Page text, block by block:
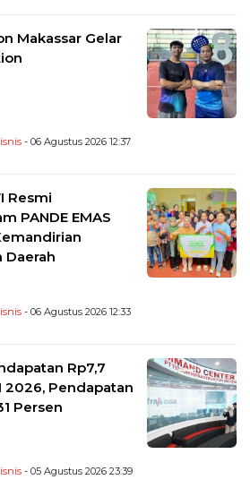
Makassar Gelar
- 06 Agustus 2026 12:37
Resmi
PANDE EMAS
Daerah
- 06 Agustus 2026 12:33
Rp7,7
Pendapatan
Persen
- 05 Agustus 2026 23:39